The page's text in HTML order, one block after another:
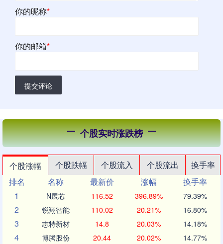
你的昵称*
你的邮箱*
提交评论
个股实时涨跌榜
个股涨幅 个股跌幅 个股流入 个股流出
换手率
排名
名称 最新价 涨幅
换手率
1
N展芯 116.52 396.89% 79.39%
2 锐翔智能 110.02 20.21% 16.80%
3 志特新材 14.8 20.03% 14.18%
4 博腾股份 20.44 20.02% 14.77%